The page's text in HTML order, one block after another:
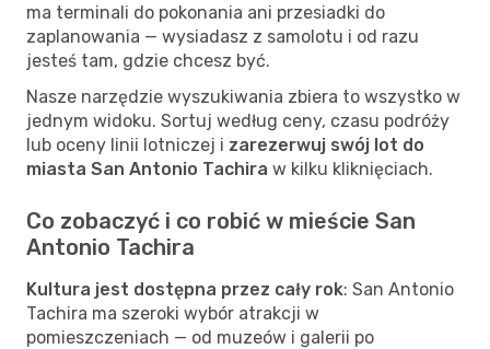
ma terminali do pokonania ani przesiadki do
zaplanowania — wysiadasz z samolotu i od razu
jesteś tam, gdzie chcesz być.
Nasze narzędzie wyszukiwania zbiera to wszystko w
jednym widoku. Sortuj według ceny, czasu podróży
lub oceny linii lotniczej i zarezerwuj swój lot do
miasta San Antonio Tachira w kilku kliknięciach.
Co zobaczyć i co robić w mieście San
Antonio Tachira
Kultura jest dostępna przez cały rok: San Antonio
Tachira ma szeroki wybór atrakcji w
pomieszczeniach — od muzeów i galerii po